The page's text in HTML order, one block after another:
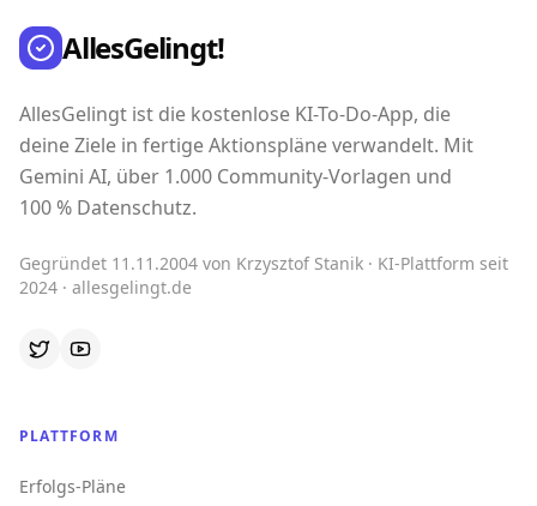
AllesGelingt!
AllesGelingt ist die kostenlose KI-To-Do-App, die
deine Ziele in fertige Aktionspläne verwandelt. Mit
Gemini AI, über 1.000 Community-Vorlagen und
100 % Datenschutz.
Gegründet 11.11.2004 von Krzysztof Stanik · KI-Plattform seit
2024 · allesgelingt.de
PLATTFORM
Erfolgs-Pläne